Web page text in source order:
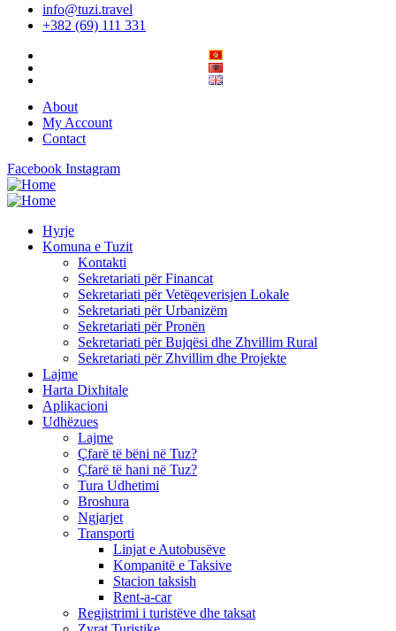
info@tuzi.travel
+382 (69) 111 331
About
My Account
Contact
Facebook Instagram
Hyrje
Komuna e Tuzit
Kontakti
Sekretariati për Financat
Sekretariati për Vetëqeverisjen Lokale
Sekretariati për Urbanizëm
Sekretariati për Pronën
Sekretariati për Bujqësi dhe Zhvillim Rural
Sekretariati për Zhvillim dhe Projekte
Lajme
Harta Dixhitale
Aplikacioni
Udhëzues
Lajme
Çfarë të bëni në Tuz?
Çfarë të hani në Tuz?
Tura Udhetimi
Broshura
Ngjarjet
Transporti
Linjat e Autobusëve
Kompanitë e Taksive
Stacion taksish
Rent-a-car
Regjistrimi i turistëve dhe taksat